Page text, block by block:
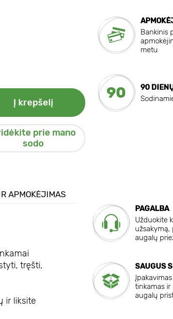
Į krepšelį
prie mano
sodo
Bankinis
metu
90
90
APMOKĖJIMAS
tręšti,
ir liksite
PAGALBA
Užduokite
užsakymą,
augalų
SAUGUS
tinkamas
augalų